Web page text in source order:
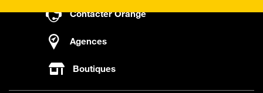
Contacter Orange
Agences
Boutiques